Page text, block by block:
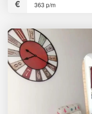
363 p/m